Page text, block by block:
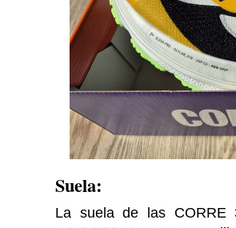
Suela:
La suela de las CORRE